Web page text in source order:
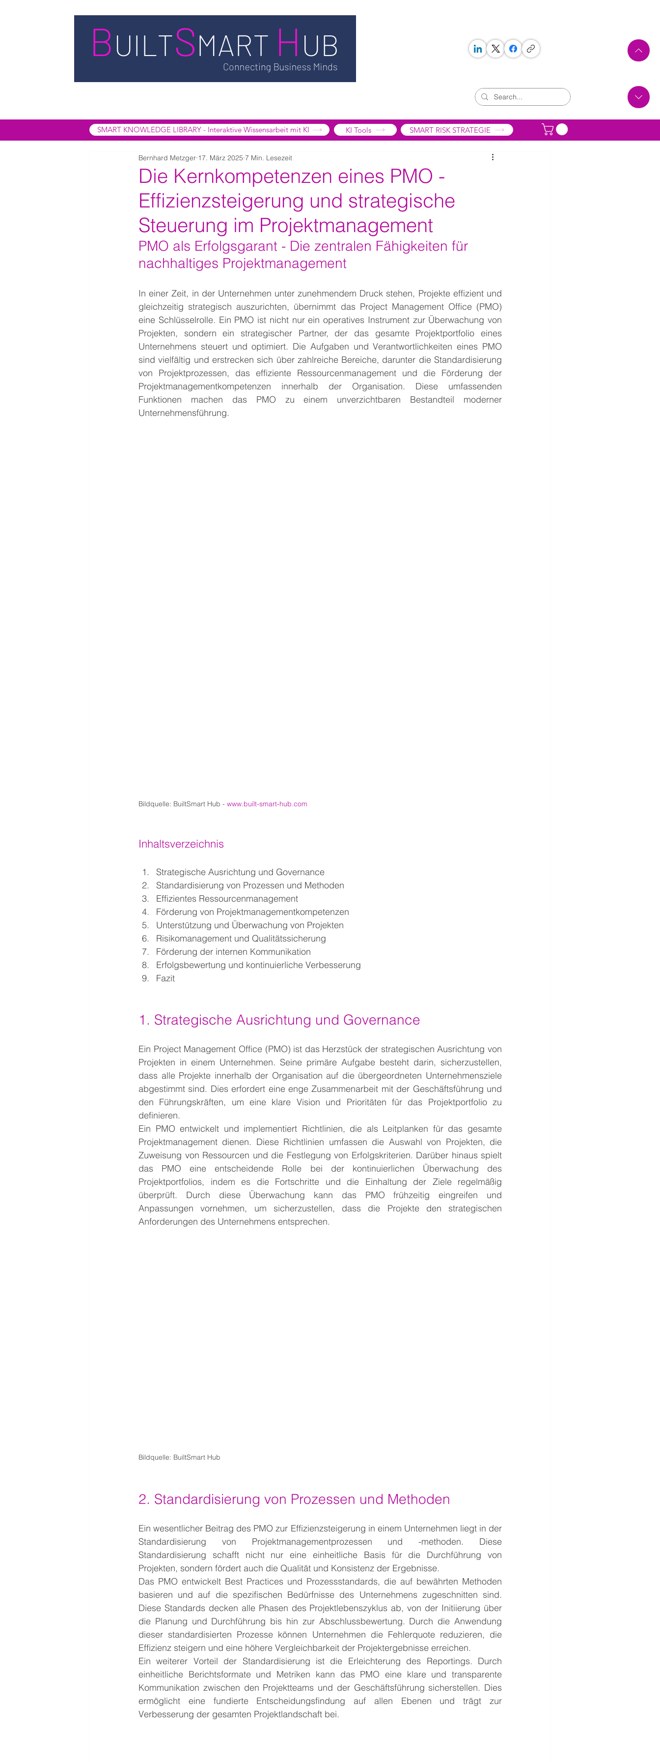
SMART KNOWLEDGE LIBRARY - Interaktive Wissensarbeit mit KI KI Tools SMART RISK STRATEGIE
Die Kernkompetenzen eines PMO -
Effizienzsteigerung und strategische
Steuerung im Projektmanagement
Bernhard Metzger 17. März 2025 7 Min. Lesezeit
PMO als Erfolgsgarant - Die zentralen Fähigkeiten für
nachhaltiges Projektmanagement
In einer Zeit, in der Unternehmen unter zunehmendem Druck stehen, Projekte effizient und
gleichzeitig strategisch auszurichten, übernimmt das Project Management Office (PMO)
eine Schlüsselrolle. Ein PMO ist nicht nur ein operatives Instrument zur Überwachung von
Projekten, sondern ein strategischer Partner, der das gesamte Projektportfolio eines
Unternehmens steuert und optimiert. Die Aufgaben und Verantwortlichkeiten eines PMO
sind vielfältig und erstrecken sich über zahlreiche Bereiche, darunter die Standardisierung
von Projektprozessen, das effiziente Ressourcenmanagement und die Förderung der
Projektmanagementkompetenzen innerhalb der Organisation. Diese umfassenden
Funktionen machen das PMO zu einem unverzichtbaren Bestandteil moderner
Unternehmensführung.
Bildquelle: BuiltSmart Hub - www.built-smart-hub.com
Inhaltsverzeichnis
Strategische Ausrichtung und Governance
Standardisierung von Prozessen und Methoden
Effizientes Ressourcenmanagement
Förderung von Projektmanagementkompetenzen
Unterstützung und Überwachung von Projekten
Risikomanagement und Qualitätssicherung
Förderung der internen Kommunikation
Erfolgsbewertung und kontinuierliche Verbesserung
Fazit
1. Strategische Ausrichtung und Governance
Ein Project Management Office (PMO) ist das Herzstück der strategischen Ausrichtung von
Projekten in einem Unternehmen. Seine primäre Aufgabe besteht darin, sicherzustellen,
dass alle Projekte innerhalb der Organisation auf die übergeordneten Unternehmensziele
abgestimmt sind. Dies erfordert eine enge Zusammenarbeit mit der Geschäftsführung und
den Führungskräften, um eine klare Vision und Prioritäten für das Projektportfolio zu
definieren.
Ein PMO entwickelt und implementiert Richtlinien, die als Leitplanken für das gesamte
Projektmanagement dienen. Diese Richtlinien umfassen die Auswahl von Projekten, die
Zuweisung von Ressourcen und die Festlegung von Erfolgskriterien. Darüber hinaus spielt
das PMO eine entscheidende Rolle bei der kontinuierlichen Überwachung des
Projektportfolios, indem es die Fortschritte und die Einhaltung der Ziele regelmäßig
überprüft. Durch diese Überwachung kann das PMO frühzeitig eingreifen und
Anpassungen vornehmen, um sicherzustellen, dass die Projekte den strategischen
Anforderungen des Unternehmens entsprechen.
Bildquelle: BuiltSmart Hub
2. Standardisierung von Prozessen und Methoden
Ein wesentlicher Beitrag des PMO zur Effizienzsteigerung in einem Unternehmen liegt in der
Standardisierung von Projektmanagementprozessen und -methoden. Diese
Standardisierung schafft nicht nur eine einheitliche Basis für die Durchführung von
Projekten, sondern fördert auch die Qualität und Konsistenz der Ergebnisse.
Das PMO entwickelt Best Practices und Prozessstandards, die auf bewährten Methoden
basieren und auf die spezifischen Bedürfnisse des Unternehmens zugeschnitten sind.
Diese Standards decken alle Phasen des Projektlebenszyklus ab, von der Initiierung über
die Planung und Durchführung bis hin zur Abschlussbewertung. Durch die Anwendung
dieser standardisierten Prozesse können Unternehmen die Fehlerquote reduzieren, die
Effizienz steigern und eine höhere Vergleichbarkeit der Projektergebnisse erreichen.
Ein weiterer Vorteil der Standardisierung ist die Erleichterung des Reportings. Durch
einheitliche Berichtsformate und Metriken kann das PMO eine klare und transparente
Kommunikation zwischen den Projektteams und der Geschäftsführung sicherstellen. Dies
ermöglicht eine fundierte Entscheidungsfindung auf allen Ebenen und trägt zur
Verbesserung der gesamten Projektlandschaft bei.